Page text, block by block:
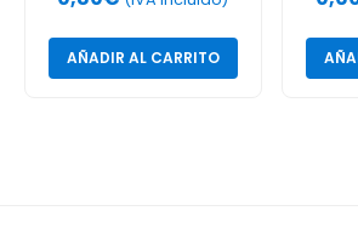
AÑADIR AL CARRITO